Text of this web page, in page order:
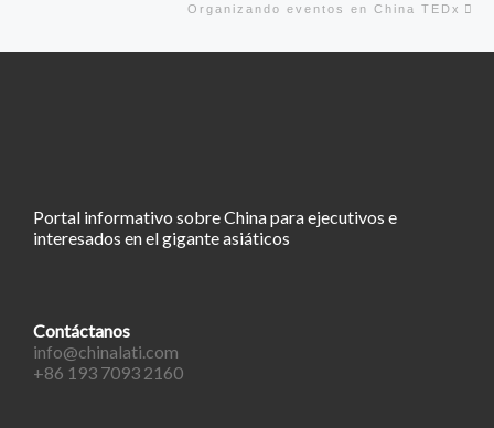
Organizando eventos en China TEDx
Portal informativo sobre China para ejecutivos e
interesados en el gigante asiáticos
Contáctanos
info@chinalati.com
+86 193 7093 2160